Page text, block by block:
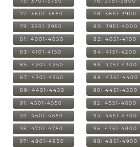
77: 3801-3850 78: 3851-3900
79: 3901-3950 80: 3951-4000
81: 4001-4050 82: 4051-4100
83: 4101-4150 84: 4151-4200
85: 4201-4250 86: 4251-4300
87: 4301-4350 88: 4351-4400
89: 4401-4450 90: 4451-4500
91: 4501-4550 92: 4551-4600
93: 4601-4650 94: 4651-4700
95: 4701-4750 96: 4751-4800
97: 4801-4850 98: 4851-4900